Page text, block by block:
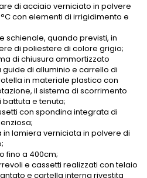
di acciaio verniciato in polvere
con elementi di irrigidimento e
schienale, quando previsti, in
di poliestere di colore grigio;
di chiusura ammortizzato
di alluminio e carrello di
in materiale plastico con
il sistema di scorrimento
e tenuta;
con spondina integrata di
lamiera verniciata in polvere di
fino a 400cm;
e cassetti realizzati con telaio
e cartella interna rivestita